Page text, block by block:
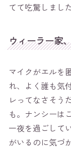
てて吃驚しました
ウィーラー家
マイクがエルを
れ、よく誰も気
レってなさそう
も。ナンシーは
一夜を過ごして
がいるのに気づ